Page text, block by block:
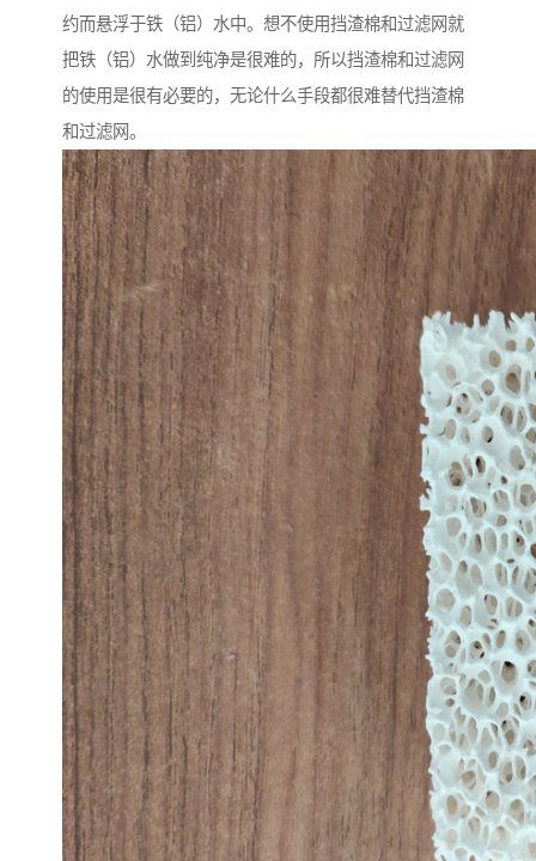
约而悬浮于铁（铝）水中。想不使用挡渣棉和过滤网就
把铁（铝）水做到纯净是很难的，所以挡渣棉和过滤网
的使用是很有必要的，无论什么手段都很难替代挡渣棉
和过滤网。